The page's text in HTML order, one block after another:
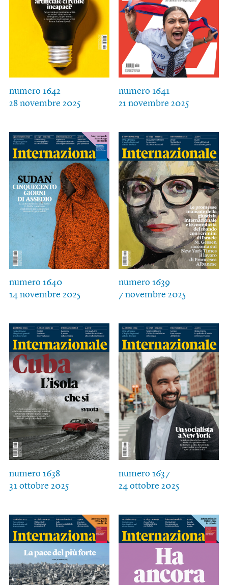
numero 1642
28 novembre 2025
numero 1641
21 novembre 2025
numero 1640
14 novembre 2025
numero 1639
7 novembre 2025
numero 1638
31 ottobre 2025
numero 1637
24 ottobre 2025